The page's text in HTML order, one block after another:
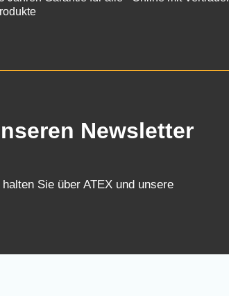
Newsletter
Sie über ATEX und unsere